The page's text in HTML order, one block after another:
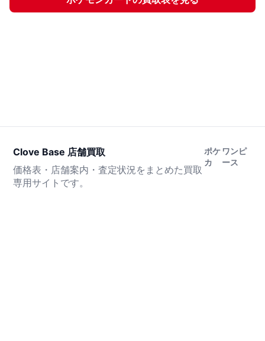
Clove Base 店舗買取
価格表・店舗案内・査定状況をまとめた買取
専用サイトです。
ポケ
カ
ワンピ
ース